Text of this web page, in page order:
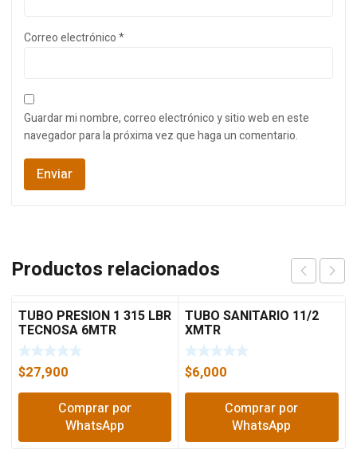
Correo electrónico*
Guardar mi nombre, correo electrónico y sitio web en este
navegador para la próxima vez que haga un comentario.
Productos relacionados
TUBO PRESION 1 315 LBR
TECNOSA 6MTR
$27,900
Comprar por
WhatsApp
TUBO SANITARIO 11/2
XMTR
$6,000
Comprar por
WhatsApp